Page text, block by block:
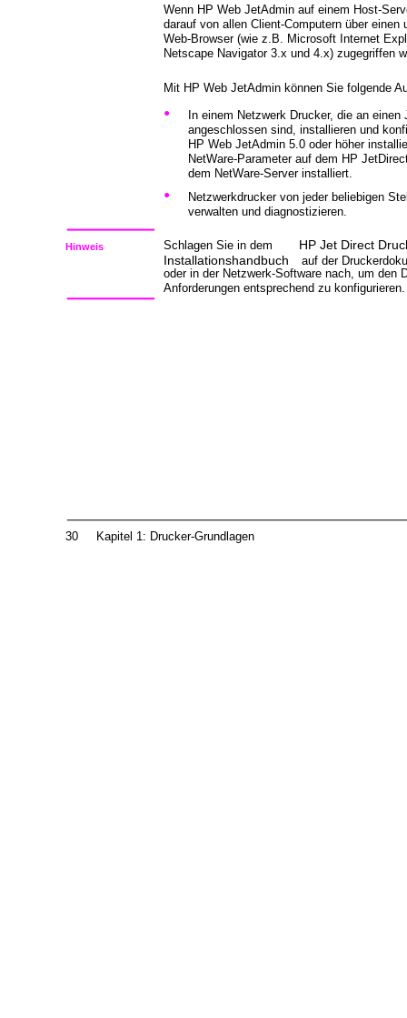
30 Kapitel 1: Drucker-Grundlagen
Wenn HP Web JetAdmin auf einem Host-
darauf von allen Client-Computern über einen
Web-Browser (wie z.B. Microsoft Internet
Netscape Navigator 3.x und 4.x) zugegriffen
Mit HP Web JetAdmin können Sie folgende
•
In einem Netzwerk Drucker, die an
angeschlossen sind, installieren und
HP Web JetAdmin 5.0 oder höher
NetWare-Parameter auf dem HP
dem NetWare-Server installiert.
•
Netzwerkdrucker von jeder beliebigen
verwalten und diagnostizieren.
Hinweis Schlagen Sie in dem
HP Jet Direct
Installationshandbuch
auf der
oder in der Netzwerk-Software nach, um den
Anforderungen entsprechend zu konfigurieren.